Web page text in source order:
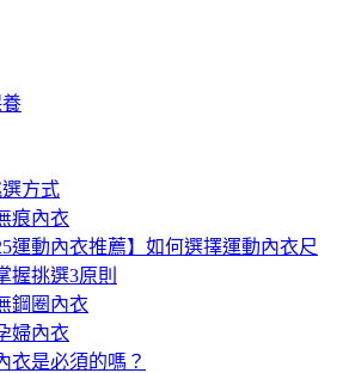
方式
痕內衣
運動內衣推薦】如何選擇運動內衣尺
握挑選3原則
鋼圈內衣
婦內衣
衣是必須的嗎？